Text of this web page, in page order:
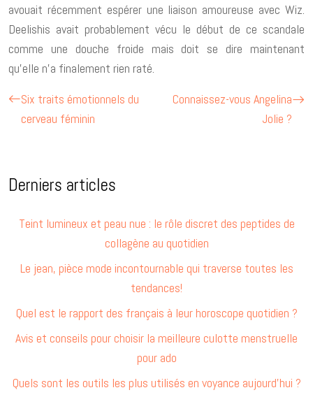
avouait récemment espérer une liaison amoureuse avec Wiz.
Deelishis avait probablement vécu le début de ce scandale
comme une douche froide mais doit se dire maintenant
qu’elle n’a finalement rien raté.
Six traits émotionnels du
cerveau féminin
Connaissez-vous Angelina
Jolie ?
Derniers articles
Teint lumineux et peau nue : le rôle discret des peptides de
collagène au quotidien
Le jean, pièce mode incontournable qui traverse toutes les
tendances!
Quel est le rapport des français à leur horoscope quotidien ?
Avis et conseils pour choisir la meilleure culotte menstruelle
pour ado
Quels sont les outils les plus utilisés en voyance aujourd’hui ?